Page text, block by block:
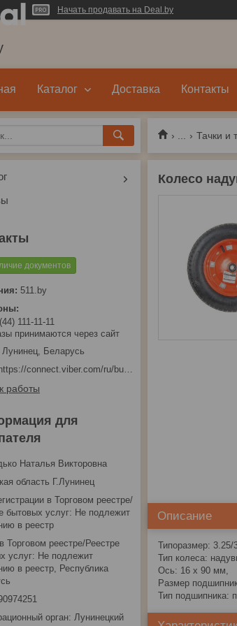
Начать продавать на Deal.by
Каталог Доставка Контакты
Тачки и
Колесо
Описание
Типоразмер: 3.25/
Тип колеса:
Ось: 16 x 90 мм,
Размер
Тип подшипника:
документов
511.by
111-11-11
принимаются через сайт
Лунинец, Беларусь
https://connect.viber.com/ru/business/1d480fbc-bd61-11ef-8513-eab83dfd23fa
работы
для
Наталья Викторовна
область Г.Лунинец
в Торговом реестре/
бытовых услуг: Не подлежит
в реестр
Торговом реестре/Реестре
услуг: Не подлежит
в реестр, Республика
орган: Лунинецкий